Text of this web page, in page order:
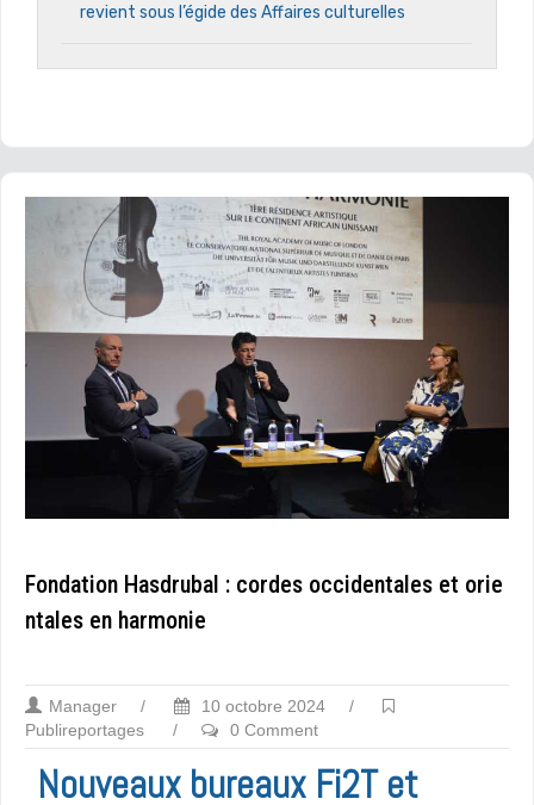
revient sous l’égide des Affaires culturelles
Fondation Hasdrubal : cordes occidentales et orie
ntales en harmonie
Manager / 10 octobre 2024
/
Publireportages
/ 0 Comment
Nouveaux bureaux Fi2T et